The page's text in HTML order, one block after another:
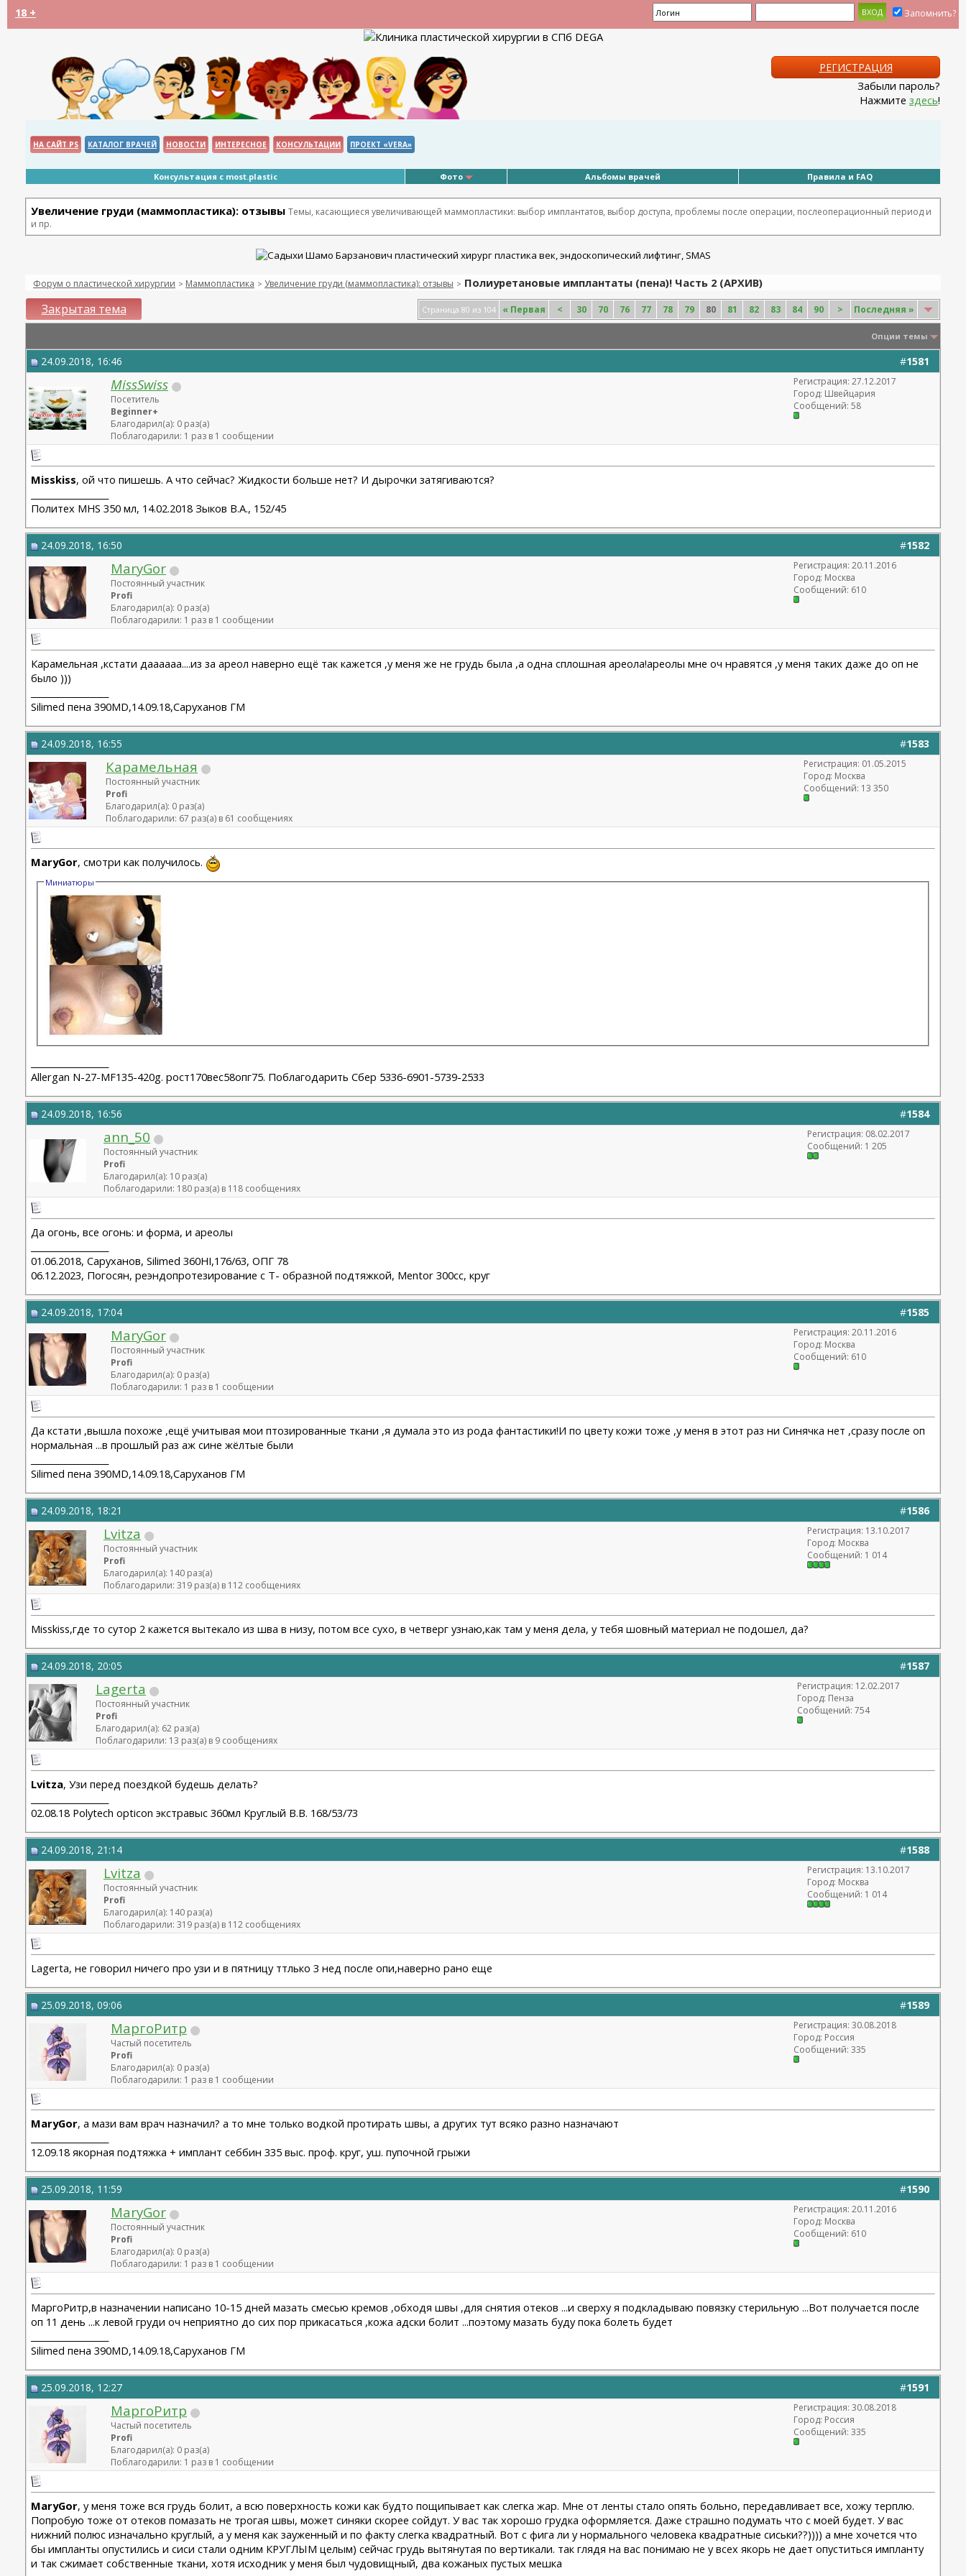
18 + Запомнить?
РЕГИСТРАЦИЯ
Забыли пароль?
Нажмите здесь!
НА САЙТ PS КАТАЛОГ ВРАЧЕЙ НОВОСТИ ИНТЕРЕСНОЕ КОНСУЛЬТАЦИИ ПРОЕКТ «VERA»
Консультация с most.plastic Фото Альбомы врачей Правила и FAQ
Увеличение груди (маммопластика): отзывы Темы, касающиеся увеличивающей маммопластики: выбор имплантатов, выбор доступа, проблемы после операции, послеоперационный период и
и пр.
Форум о пластической хирургии > Маммопластика > Увеличение груди (маммопластика): отзывы > Полиуретановые имплантаты (пена)! Часть 2 (АРХИВ)
Закрытая тема Страница 80 из 104 « Первая < 30 70 76 77 78 79 80 81 82 83 84 90 > Последняя »
Опции темы
#1581
24.09.2018, 16:46
MissSwiss
Посетитель
Beginner+
Благодарил(а): 0 раз(а)
Поблагодарили: 1 раз в 1 сообщении
Регистрация: 27.12.2017
Город: Швейцария
Сообщений: 58
Misskiss, ой что пишешь. А что сейчас? Жидкости больше нет? И дырочки затягиваются?
Политех MHS 350 мл, 14.02.2018 Зыков В.А., 152/45
#1582
24.09.2018, 16:50
MaryGor
Постоянный участник
Profi
Благодарил(а): 0 раз(а)
Поблагодарили: 1 раз в 1 сообщении
Регистрация: 20.11.2016
Город: Москва
Сообщений: 610
Карамельная ,кстати даааааа....из за ареол наверно ещё так кажется ,у меня же не грудь была ,а одна сплошная ареола!ареолы мне оч нравятся ,у меня таких даже до оп не
было )))
Silimed пена 390MD,14.09.18,Саруханов ГМ
#1583
24.09.2018, 16:55
Карамельная
Постоянный участник
Profi
Благодарил(а): 0 раз(а)
Поблагодарили: 67 раз(а) в 61 сообщениях
Регистрация: 01.05.2015
Город: Москва
Сообщений: 13 350
MaryGor, смотри как получилось.
Миниатюры
Allergan N-27-MF135-420g. рост170вес58опг75. Поблагодарить Сбер 5336-6901-5739-2533
#1584
24.09.2018, 16:56
ann_50
Постоянный участник
Profi
Благодарил(а): 10 раз(а)
Поблагодарили: 180 раз(а) в 118 сообщениях
Регистрация: 08.02.2017
Сообщений: 1 205
Да огонь, все огонь: и форма, и ареолы
01.06.2018, Саруханов, Silimed 360HI,176/63, ОПГ 78
06.12.2023, Погосян, реэндопротезирование с Т- образной подтяжкой, Mentor 300cc, круг
#1585
24.09.2018, 17:04
MaryGor
Постоянный участник
Profi
Благодарил(а): 0 раз(а)
Поблагодарили: 1 раз в 1 сообщении
Регистрация: 20.11.2016
Город: Москва
Сообщений: 610
Да кстати ,вышла похоже ,ещё учитывая мои птозированные ткани ,я думала это из рода фантастики!И по цвету кожи тоже ,у меня в этот раз ни Синячка нет ,сразу после оп
нормальная ...в прошлый раз аж сине жёлтые были
Silimed пена 390MD,14.09.18,Саруханов ГМ
#1586
24.09.2018, 18:21
Lvitza
Постоянный участник
Profi
Благодарил(а): 140 раз(а)
Поблагодарили: 319 раз(а) в 112 сообщениях
Регистрация: 13.10.2017
Город: Москва
Сообщений: 1 014
Misskiss,где то сутор 2 кажется вытекало из шва в низу, потом все сухо, в четверг узнаю,как там у меня дела, у тебя шовный материал не подошел, да?
#1587
24.09.2018, 20:05
Lagerta
Постоянный участник
Profi
Благодарил(а): 62 раз(а)
Поблагодарили: 13 раз(а) в 9 сообщениях
Регистрация: 12.02.2017
Город: Пенза
Сообщений: 754
Lvitza, Узи перед поездкой будешь делать?
02.08.18 Polytech opticon экстравыс 360мл Круглый В.В. 168/53/73
#1588
24.09.2018, 21:14
Lvitza
Постоянный участник
Profi
Благодарил(а): 140 раз(а)
Поблагодарили: 319 раз(а) в 112 сообщениях
Регистрация: 13.10.2017
Город: Москва
Сообщений: 1 014
Lagerta, не говорил ничего про узи и в пятницу ттлько 3 нед после опи,наверно рано еще
#1589
25.09.2018, 09:06
МаргоРитр
Частый посетитель
Profi
Благодарил(а): 0 раз(а)
Поблагодарили: 1 раз в 1 сообщении
Регистрация: 30.08.2018
Город: Россия
Сообщений: 335
MaryGor, а мази вам врач назначил? а то мне только водкой протирать швы, а других тут всяко разно назначают
12.09.18 якорная подтяжка + имплант себбин 335 выс. проф. круг, уш. пупочной грыжи
#1590
25.09.2018, 11:59
MaryGor
Постоянный участник
Profi
Благодарил(а): 0 раз(а)
Поблагодарили: 1 раз в 1 сообщении
Регистрация: 20.11.2016
Город: Москва
Сообщений: 610
МаргоРитр,в назначении написано 10-15 дней мазать смесью кремов ,обходя швы ,для снятия отеков ...и сверху я подкладываю повязку стерильную ...Вот получается после
оп 11 день ...к левой груди оч неприятно до сих пор прикасаться ,кожа адски болит ...поэтому мазать буду пока болеть будет
Silimed пена 390MD,14.09.18,Саруханов ГМ
#1591
25.09.2018, 12:27
МаргоРитр
Частый посетитель
Profi
Благодарил(а): 0 раз(а)
Поблагодарили: 1 раз в 1 сообщении
Регистрация: 30.08.2018
Город: Россия
Сообщений: 335
MaryGor, у меня тоже вся грудь болит, а всю поверхность кожи как будто пощипывает как слегка жар. Мне от ленты стало опять больно, передавливает все, хожу терплю.
Попробую тоже от отеков помазать не трогая швы, может синяки скорее сойдут. У вас так хорошо грудка оформляется. Даже страшно подумать что с моей будет. У вас
нижний полюс изначально круглый, а у меня как зауженный и по факту слегка квадратный. Вот с фига ли у нормального человека квадратные сиськи??)))) а мне хочется что
бы импланты опустились и сиси стали одним КРУГЛЫМ целым) сейчас грудь вытянутая по вертикали. так глядя на вас понимаю не у всех якорь не дает опуститься импланту
и так сжимает собственные ткани, хотя исходник у меня был чудовищный, два кожаных пустых мешка